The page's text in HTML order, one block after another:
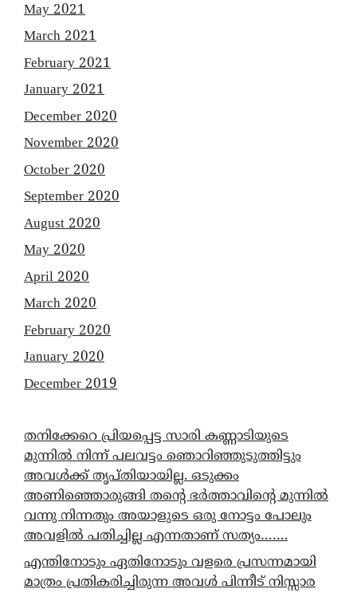
May 2021
March 2021
February 2021
January 2021
December 2020
November 2020
October 2020
September 2020
August 2020
May 2020
April 2020
March 2020
February 2020
January 2020
December 2019
തനിക്കേറെ പ്രിയപ്പെട്ട സാരി കണ്ണാടിയുടെ
മുന്നിൽ നിന്ന് പലവട്ടം ഞൊറിഞ്ഞുടുത്തിട്ടും
അവൾക്ക് തൃപ്തിയായില്ല. ഒടുക്കം
അണിഞ്ഞൊരുങ്ങി തന്റെ ഭർത്താവിന്റെ മുന്നിൽ
വന്നു നിന്നതും അയാളുടെ ഒരു നോട്ടം പോലും
അവളിൽ പതിച്ചില്ല എന്നതാണ് സത്യം…….
എന്തിനോടും ഏതിനോടും വളരെ പ്രസന്നമായി
മാത്രം പ്രതികരിച്ചിരുന്ന അവൾ പിന്നീട് നിസ്സാര